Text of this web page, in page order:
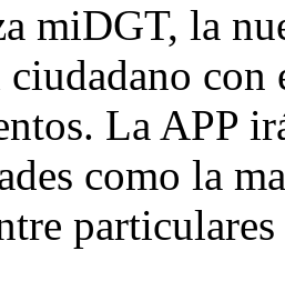
miDGT, la
con
La APP
como la